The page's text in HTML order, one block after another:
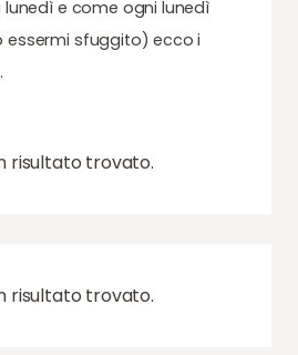
e come ogni lunedì
essermi sfuggito) ecco i
risultato trovato.
risultato trovato.